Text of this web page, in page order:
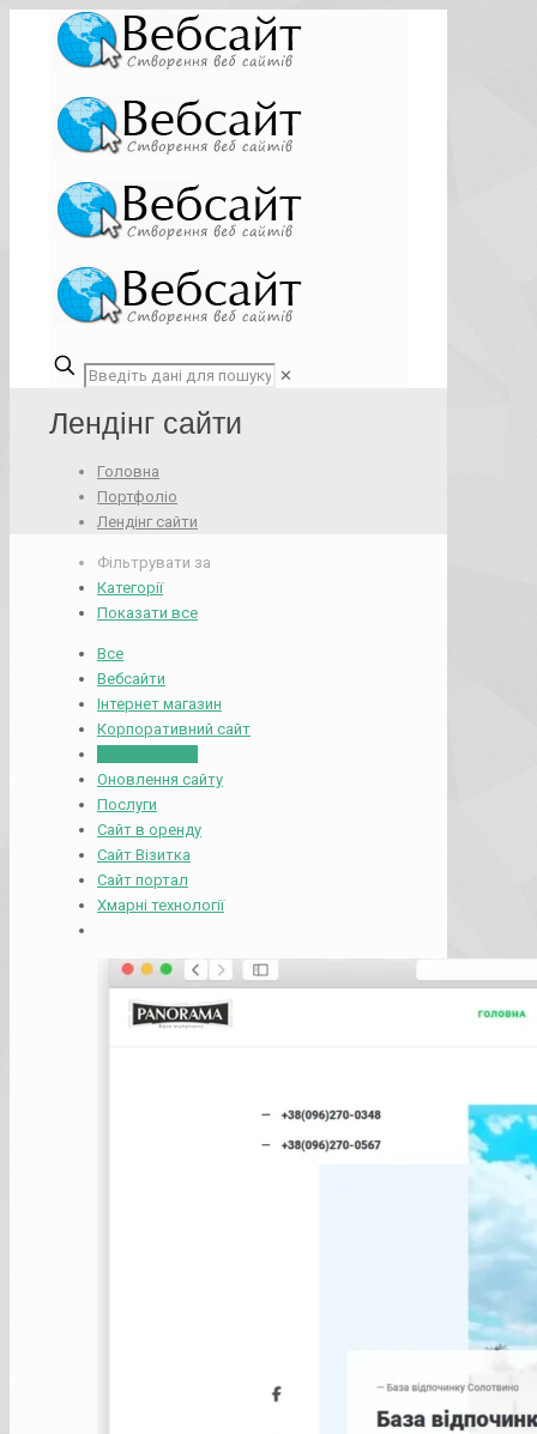
✕
Лендінг сайти
Головна
Портфоліо
Лендінг сайти
Фільтрувати за
Категорії
Показати все
Все
Вебсайти
Інтернет магазин
Корпоративний сайт
Оновлення сайту
Послуги
Сайт в оренду
Сайт Візитка
Сайт портал
Хмарні технології